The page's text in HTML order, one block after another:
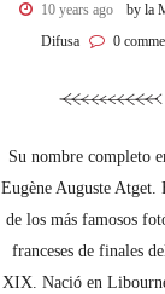
10 years ago
by la
Difusa
0
Su nombre completo
Eugène Auguste Atget.
de los más famosos
franceses de finales
XIX. Nació en